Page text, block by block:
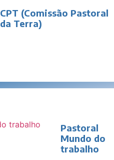
CPT (Comissão Pastoral
da Terra)
Pastoral
Mundo do
trabalho